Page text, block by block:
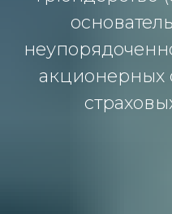
акционерных